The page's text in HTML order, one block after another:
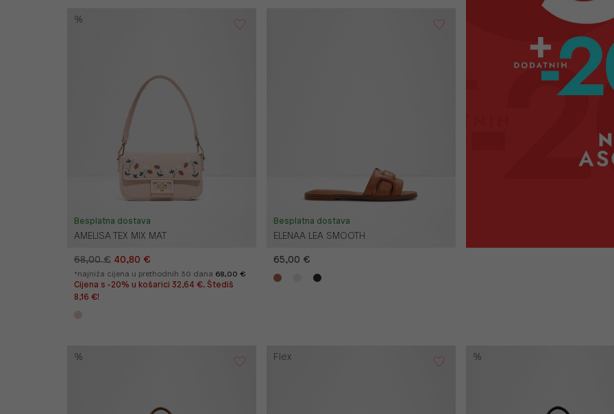
AMELISA TEX MIX MAT
Besplatna dostava
%
68,00 € 40,80 €
*najniža cijena u prethodnih 30 dana 68,00 €
Cijena s -20% u košarici 32,64 €. Štediš
8,16 €!
ELENAA LEA SMOOTH
Besplatna dostava
65,00 €
% Flex %